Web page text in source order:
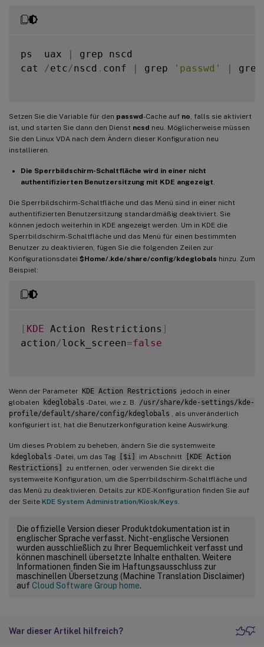
ps  uax |
grep nscd
cat
/etc/nscd . conf | grep 'passwd' |
Setzen Sie die Variable für den passwd-Cache auf no , falls sie aktiviert
ist, und starten Sie dann den Dienst ncsd neu. Möglicherweise müssen
Sie den Linux VDA nach dem Ändern dieser Konfiguration neu
installieren.
Die Sperrbildschirm-Schaltfläche wird in einer nicht
authentifizierten Benutzersitzung mit KDE angezeigt
Die Sperrbildschirm-Schaltfläche und das Menü sind in einer nicht
authentifizierten Benutzersitzung standardmäßig deaktiviert. Sie
können jedoch weiterhin in KDE angezeigt werden. Um in KDE die
Sperrbildschirm-Schaltfläche und das Menü für einen bestimmten
Benutzer zu deaktivieren, fügen Sie die folgenden Zeilen zur
Konfigurationsdatei $Home/.kde/share/config/kdeglobals hinzu. Zum
Beispiel:
[ KDE Action Restrictions ]
action/lock_screen=false
Wenn der Parameter KDE Action Restrictions jedoch in einer
globalen
kdeglobals -Datei, wie z. B.
/usr/share/kde-settings/kde-
profile/default/share/config/kdeglobals
, als unveränderlich
konfiguriert ist, hat die Benutzerkonfiguration keine Auswirkung.
Um dieses Problem zu beheben, ändern Sie die systemweite
kdeglobals -Datei, um das Tag [$i] im Abschnitt
[KDE Action
Restrictions]
zu entfernen, oder verwenden Sie direkt die
systemweite Konfiguration, um die Sperrbildschirm-Schaltfläche und
das Menü zu deaktivieren. Details zur KDE-Konfiguration finden Sie auf
der Seite KDE System Administration/Kiosk/Keys
Die offizielle Version dieser Produktdokumentation ist in
englischer Sprache verfasst. Nicht-englische Versionen
wurden ausschließlich zu Ihrer Bequemlichkeit verfasst und
können maschinell übersetzte Inhalte enthalten. Weitere
Informationen finden Sie im Haftungsausschluss zur
maschinellen Übersetzung (Machine Translation Disclaimer)
auf Cloud Software Group home.
War dieser Artikel hilfreich?